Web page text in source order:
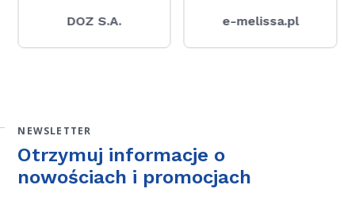
DOZ S.A. e-melissa.pl
NEWSLETTER
Otrzymuj informacje o
nowościach i promocjach